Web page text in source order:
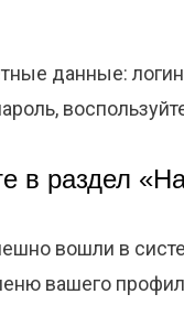
данные:
в раздел
вошли в
вашего